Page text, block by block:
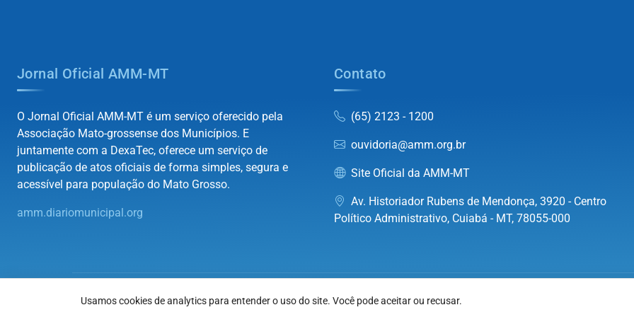
Jornal Oficial AMM-MT
O Jornal Oficial AMM-MT é um serviço oferecido pela
Associação Mato-grossense dos Municípios. E
juntamente com a DexaTec, oferece um serviço de
publicação de atos oficiais de forma simples, segura e
acessível para população do Mato Grosso.
amm.diariomunicipal.org
Contato
(65) 2123 - 1200
ouvidoria@amm.org.br
Site Oficial da AMM-MT
Av. Historiador Rubens de Mendonça, 3920 - Centro
Político Administrativo, Cuiabá - MT, 78055-000
©2026Associação Mato-grossense dos Municípios. Todos os direitos reservados.
Usamos cookies de analytics para entender o uso do site. Você pode aceitar ou recusar.